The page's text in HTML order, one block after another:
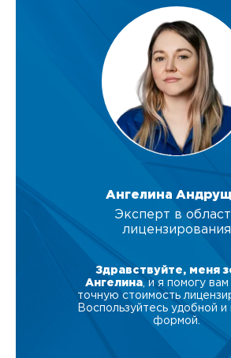
Ангелина
Эксперт в
лицензирования
Здравствуйте, меня
Ангелина , и я помогу вам
точную стоимость
Воспользуйтесь удобной и
формой.